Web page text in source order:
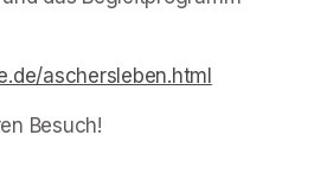
aschersleben.html
Besuch!